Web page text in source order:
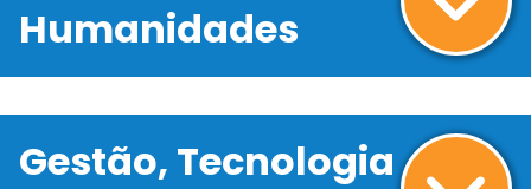
Humanidades
Gestão, Tecnologia